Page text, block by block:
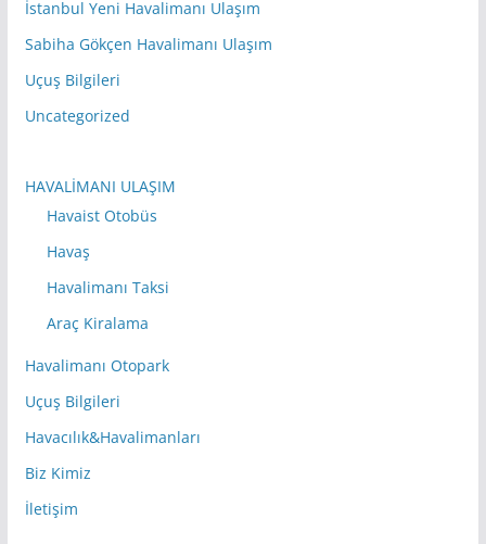
İstanbul Yeni Havalimanı Ulaşım
Sabiha Gökçen Havalimanı Ulaşım
Uçuş Bilgileri
Uncategorized
HAVALİMANI ULAŞIM
Havaist Otobüs
Havaş
Havalimanı Taksi
Araç Kiralama
Havalimanı Otopark
Uçuş Bilgileri
Havacılık&Havalimanları
Biz Kimiz
İletişim